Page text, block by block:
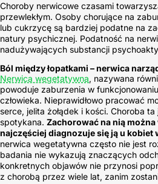
Choroby nerwicowe czasami
przewlekłym. Osoby chorujące na
lub cukrzycę są bardziej podatne na
natury psychicznej. Podatność na
nadużywających substancji
Ból między łopatkami – nerwica
Nerwica wegetatywna, nazywana
powoduje zaburzenia w
człowieka. Nieprawidłowo pracować
serce, jelita żołądek i kości. Choroba
spotykana. Zachorować na nią
najczęściej diagnozuje się ją u kobiet
nerwica wegetatywna często nie jest
badania nie wykazują znaczących
konkretnych objawów nie przynosi
z chorobą przez wiele lat, zanim